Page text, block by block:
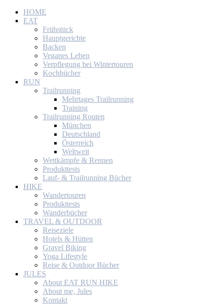
HOME
EAT
Frühstück
Hauptgerichte
Backen
Veganes Leben
Verpflegung bei Wintertouren
Kochbücher
RUN
Trailrunning
Mehrtages Trailrunning
Training
Trailrunning Routen
München
Deutschland
Österreich
Weltweit
Wettkämpfe & Rennen
Produkttests
Lauf- & Trailrunning Bücher
HIKE
Wandertouren
Produkttests
Wanderbücher
TRAVEL & OUTDOOR
Reiseziele
Hotels & Hütten
Gravel Biking
Yoga Lifestyle
Reise & Outdoor Bücher
JULES
About EAT RUN HIKE
About me, Jules
Kontakt